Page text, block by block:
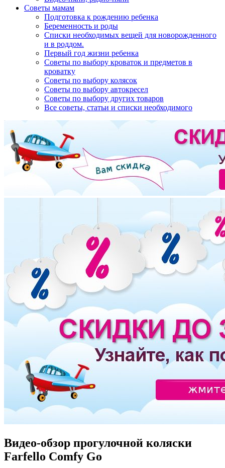
Советы мамам
Подготовка к рождению ребенка
Беременность и роды
Списки необходимых вещей для новорожденного
и в роддом.
Первый год жизни ребенка
Советы по выбору кроваток и предметов в
кроватку
Советы по выбору колясок
Советы по выбору автокресел
Советы по выбору других товаров
Все советы, статьи и списки необходимого
Видео-обзор прогулочной коляски
Farfello Comfy Go